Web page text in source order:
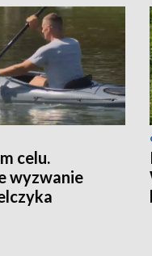
celu.
wyzwanie